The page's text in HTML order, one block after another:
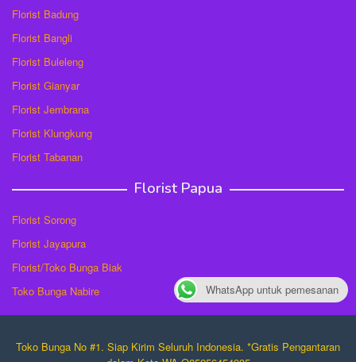
Florist Badung
Florist Bangli
Florist Buleleng
Florist Gianyar
Florist Jembrana
Florist Klungkung
Florist Tabanan
Florist Papua
Florist Sorong
Florist Jayapura
Florist/Toko Bunga Biak
Toko Bunga Nabire
Toko Bunga No #1. Siap Kirim Seluruh Indonesia. *Gratis Pengantaran
WhatsApp untuk pemesanan